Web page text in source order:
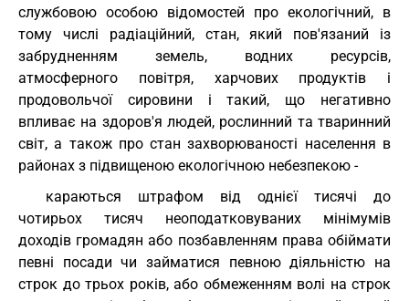
службовою особою відомостей про екологічний, в
тому числі радіаційний, стан, який пов'язаний із
забрудненням земель, водних ресурсів,
атмосферного повітря, харчових продуктів і
продовольчої сировини і такий, що негативно
впливає на здоров'я людей, рослинний та тваринний
світ, а також про стан захворюваності населення в
районах з підвищеною екологічною небезпекою -
караються штрафом від однієї тисячі до
чотирьох тисяч неоподатковуваних мінімумів
доходів громадян або позбавленням права обіймати
певні посади чи займатися певною діяльністю на
строк до трьох років, або обмеженням волі на строк